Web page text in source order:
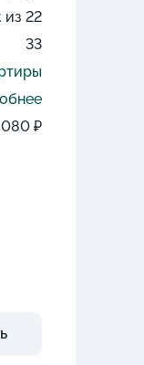
из 22
33
₽